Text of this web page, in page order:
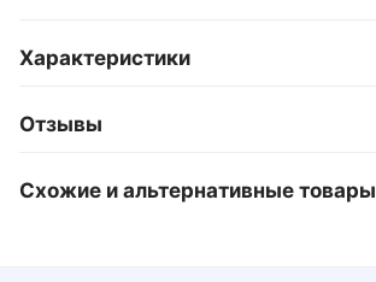
Характеристики
Отзывы
Схожие и альтернативные товары